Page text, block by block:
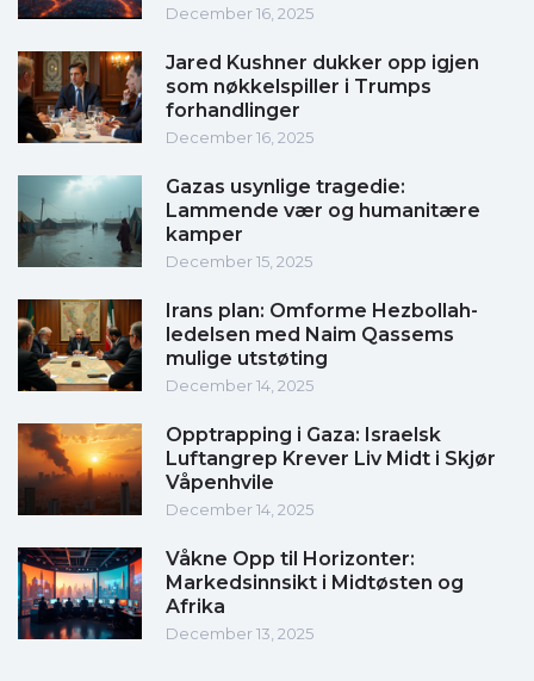
December 16, 2025
Jared Kushner dukker opp igjen
som nøkkelspiller i Trumps
forhandlinger
December 16, 2025
Gazas usynlige tragedie:
Lammende vær og humanitære
kamper
December 15, 2025
Irans plan: Omforme Hezbollah-
ledelsen med Naim Qassems
mulige utstøting
December 14, 2025
Opptrapping i Gaza: Israelsk
Luftangrep Krever Liv Midt i Skjør
Våpenhvile
December 14, 2025
Våkne Opp til Horizonter:
Markedsinnsikt i Midtøsten og
Afrika
December 13, 2025